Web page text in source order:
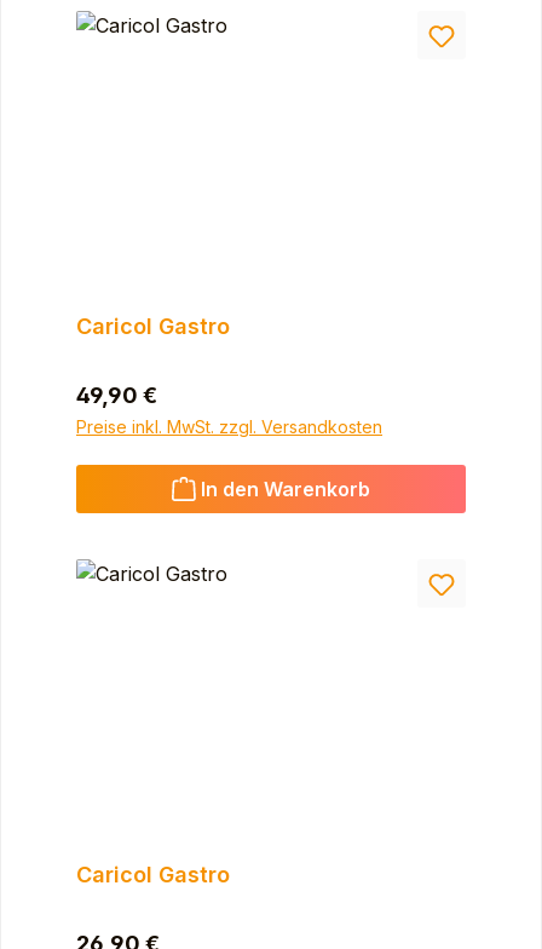
Caricol Gastro
Regulärer Preis:
49,90 €
Preise inkl. MwSt. zzgl. Versandkosten
In den Warenkorb
Caricol Gastro
Regulärer Preis:
26,90 €